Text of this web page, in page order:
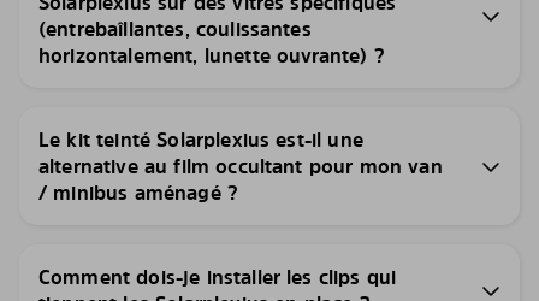
(entrebaîllantes, coulissantes
horizontalement, lunette ouvrante) ?
Le kit teinté Solarplexius est-il une
alternative au film occultant pour mon van
/ minibus aménagé ?
Comment dois-je installer les clips qui